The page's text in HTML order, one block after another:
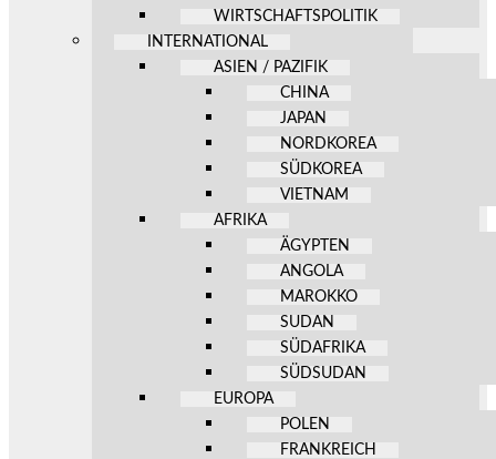
WIRTSCHAFTSPOLITIK
INTERNATIONAL
ASIEN / PAZIFIK
CHINA
JAPAN
NORDKOREA
SÜDKOREA
VIETNAM
AFRIKA
ÄGYPTEN
ANGOLA
MAROKKO
SUDAN
SÜDAFRIKA
SÜDSUDAN
EUROPA
POLEN
FRANKREICH